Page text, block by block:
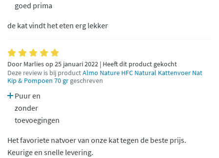
goed prima
de kat vindt het eten erg lekker
Door Marlies op 25 januari 2022 | Heeft dit product gekocht
Deze review is bij productAlmo Nature HFC Natural Kattenvoer Nat
Kip & Pompoen 70 gr geschreven
Puur en
zonder
toevoegingen
Het favoriete natvoer van onze kat tegen de beste prijs.
Keurige en snelle levering.